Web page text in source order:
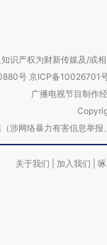
识产权为财新传媒及/或
号京ICP备10026701
广播电视节目制作
（涉网络暴力有害信息
关于我们 加入我们